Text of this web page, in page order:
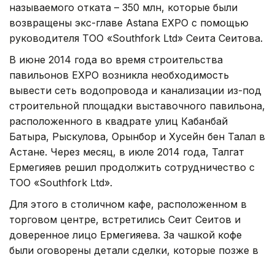
называемого отката – 350 млн, которые были
возвращены экс-главе Astana EXPO с помощью
руководителя ТОО «Southfork Ltd» Сеита Сеитова.
В июне 2014 года во время строительства
павильонов EXPO возникла необходимость
вывести сеть водопровода и канализации из-под
строительной площадки выставочного павильона,
расположенного в квадрате улиц Кабанбай
Батыра, Рыскулова, Орынбор и Хусейн бен Талал в
Астане. Через месяц, в июле 2014 года, Талгат
Ермегияев решил продолжить сотрудничество с
ТОО «Southfork Ltd».
Для этого в столичном кафе, расположенном в
торговом центре, встретились Сеит Сеитов и
доверенное лицо Ермегияева. За чашкой кофе
были оговорены детали сделки, которые позже в